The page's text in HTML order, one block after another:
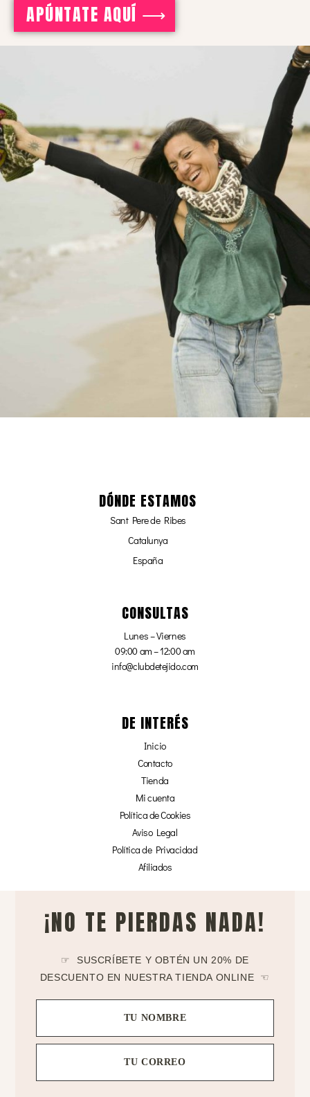
APÚNTATE AQUÍ ⟶
DÓNDE ESTAMOS
Sant Pere de Ribes
Catalunya
España
CONSULTAS
Lunes – Viernes
09:00 am – 12:00 am
info@clubdetejido.com
DE INTERÉS
Inicio
Contacto
Tienda
Mi cuenta
Política de Cookies
Aviso Legal
Política de Privacidad
Afiliados
¡NO TE PIERDAS NADA!
☞ SUSCRÍBETE Y OBTÉN UN 20% DE
DESCUENTO EN NUESTRA TIENDA ONLINE ☜
TU NOMBRE
TU CORREO